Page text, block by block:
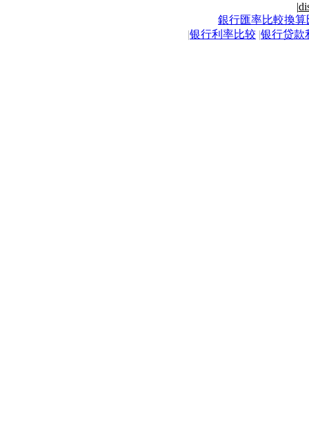
|
銀行匯率比較換算
|银行利率比较 |银行贷款